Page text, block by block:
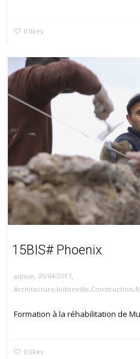
0 likes
15BIS# Phoenix
admin, 05/04/2017,
Architecture,bidonville,Construction,
Formation à la réhabilitation de
0 likes